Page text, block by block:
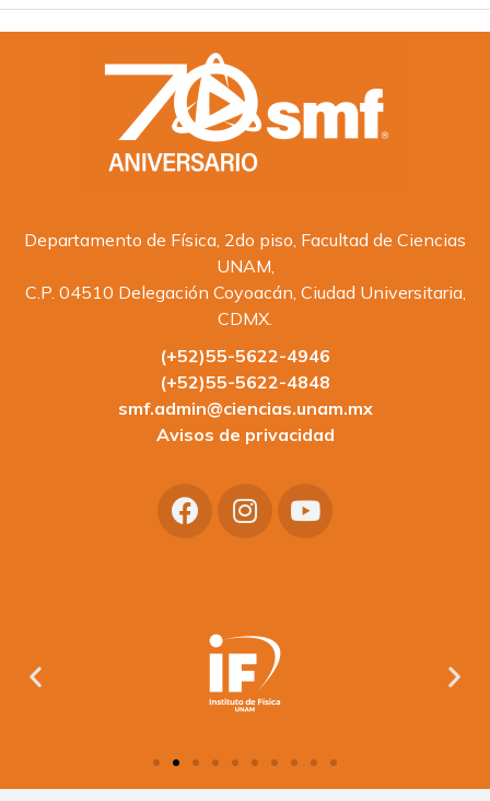
Departamento de Física, 2do piso, Facultad de Ciencias
UNAM,
C.P. 04510 Delegación Coyoacán, Ciudad Universitaria,
CDMX.
(+52)55-5622-4946
(+52)55-5622-4848
smf.admin@ciencias.unam.mx
Avisos de privacidad